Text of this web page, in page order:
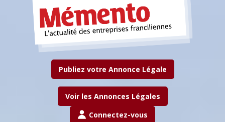
Publiez votre Annonce Légale
Voir les Annonces Légales
Connectez-vous